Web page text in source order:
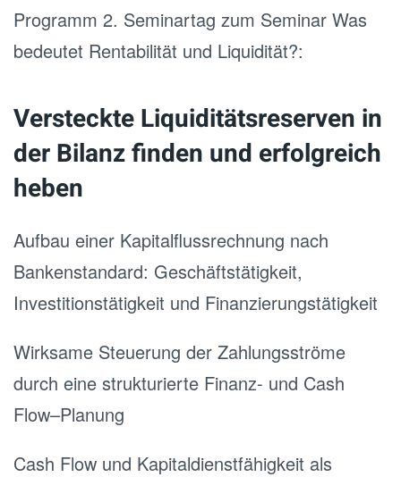
Programm 2. Seminartag zum Seminar Was
bedeutet Rentabilität und Liquidität?:
Versteckte Liquiditätsreserven in
der Bilanz finden und erfolgreich
heben
Aufbau einer Kapitalflussrechnung nach
Bankenstandard: Geschäftstätigkeit,
Investitionstätigkeit und Finanzierungstätigkeit
Wirksame Steuerung der Zahlungsströme
durch eine strukturierte Finanz- und Cash
Flow–Planung
Cash Flow und Kapitaldienstfähigkeit als